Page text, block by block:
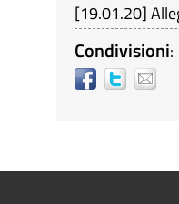
[19.01.20]
Condivisioni: